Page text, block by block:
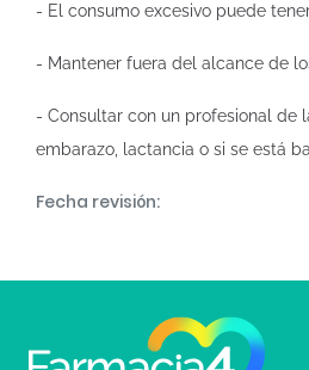
- El consumo excesivo puede
- Mantener fuera del alcance de
- Consultar con un profesional de
embarazo, lactancia o si se está
Fecha revisión: